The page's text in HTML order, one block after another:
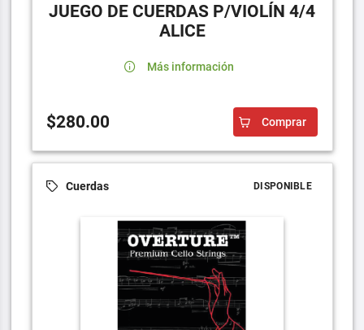
JUEGO DE CUERDAS P/VIOLÍN 4/4
ALICE
Más información
$280.00 Comprar
Cuerdas DISPONIBLE